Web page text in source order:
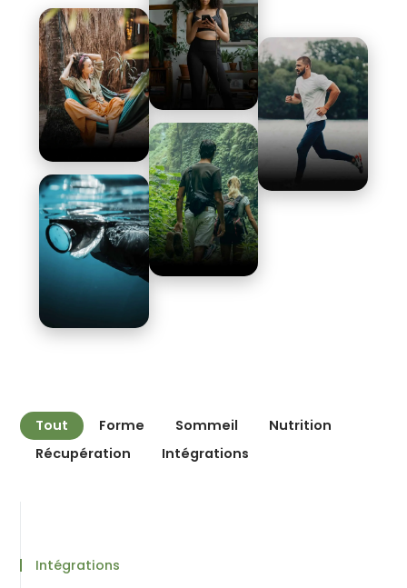
Tout Forme Sommeil
Nutrition
Récupération
Intégrations
Intégrations